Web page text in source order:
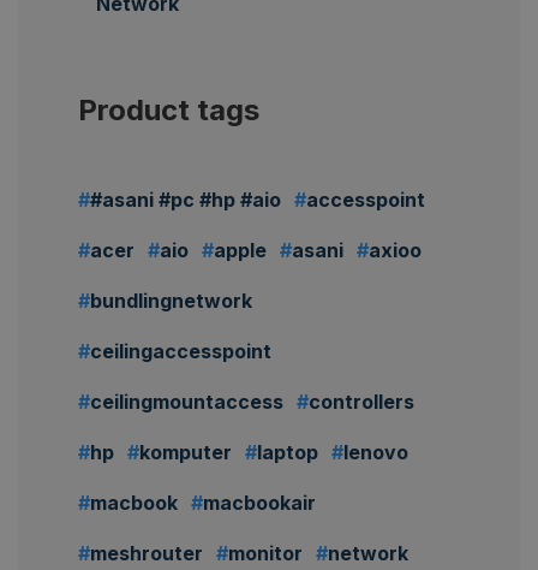
Product tags
#asani #pc #hp #aio accesspoint
acer aio apple asani axioo
bundlingnetwork
ceilingaccesspoint
ceilingmountaccess controllers
hp komputer laptop lenovo
macbook macbookair
meshrouter monitor network